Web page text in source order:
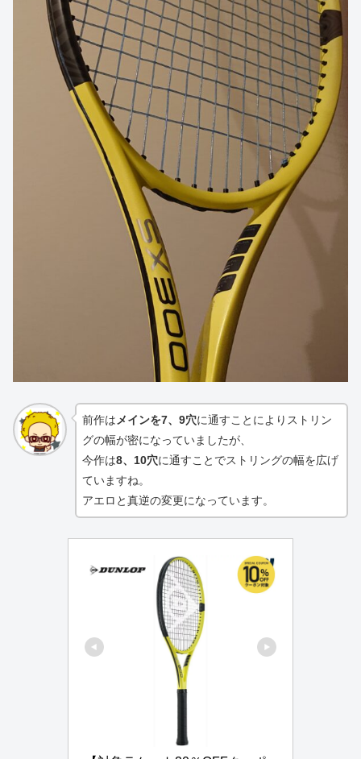
前作は メインを7、9穴に通すことによりストリン
グの幅が密になっていましたが、
今作は8、10穴に通すことでストリングの幅を広げ
ていますね。
アエロと真逆の変更になっています。